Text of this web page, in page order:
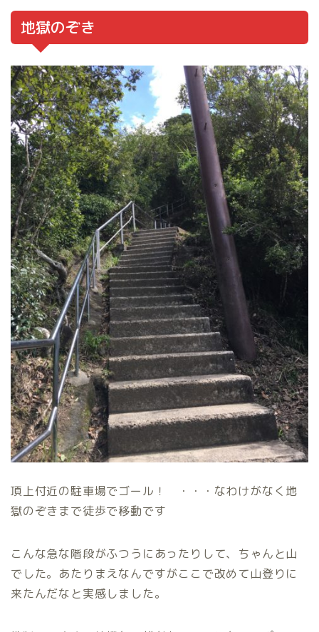
地獄のぞき
頂上付近の駐車場でゴール！ ・・・なわけがなく地
獄のぞきまで徒歩で移動です
こんな急な階段がふつうにあったりして、ちゃんと山
でした。あたりまえなんですがここで改めて山登りに
来たんだなと実感しました。